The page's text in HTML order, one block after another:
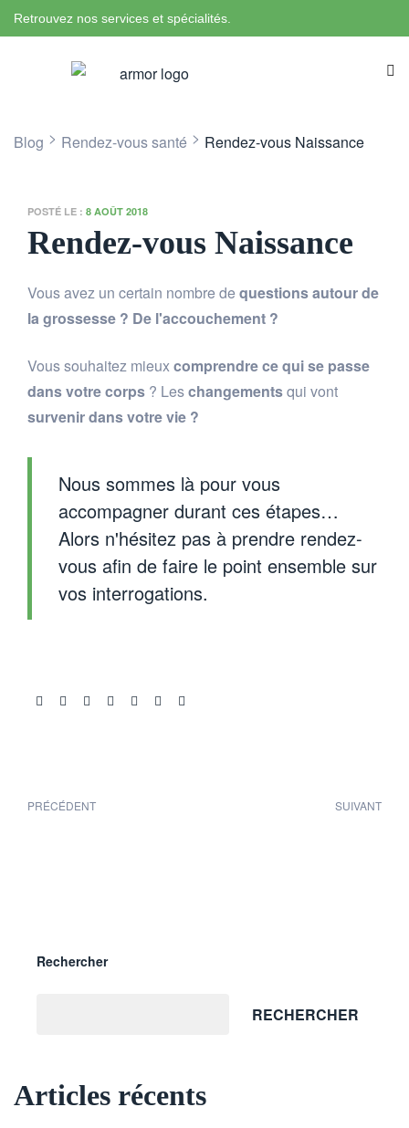
Retrouvez nos services et spécialités.
Blog > Rendez-vous santé > Rendez-vous Naissance
POSTÉ LE : 8 AOÛT 2018
Rendez-vous Naissance
Vous avez un certain nombre de questions autour de
la grossesse ? De l'accouchement ?
Vous souhaitez mieuxcomprendre ce qui se passe
dans votre corps ? Leschangementsqui vont
survenir dans votre vie ?
Nous sommes là pour vous
accompagner durant ces étapes…
Alors n'hésitez pas à prendre rendez-
vous afin de faire le point ensemble sur
vos interrogations.
Share:
PRÉCÉDENT SUIVANT
Rechercher
RECHERCHER
Articles récents